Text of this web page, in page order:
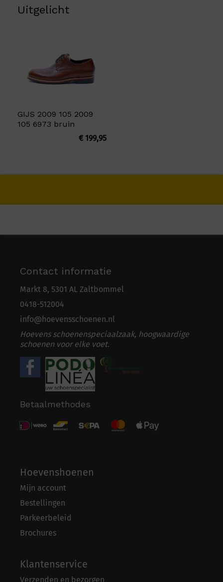
Uitgelicht
GIJS 2009 105 2009
105 6973 bruin
€199,95
Contact informatie
Markt 8, 5301 AL Zaltbommel
0418-512004
info@hoevensschoenen.nl
Hoevens schoenenspeciaalzaak, hoogwaardige
schoenen voor elke voet.
Betaalmethodes
Hoevenshoenen
Mijn account
Bestellingen
Parkeerbeleid
Brochures
Klantenservice
Verzenden en bezorgen